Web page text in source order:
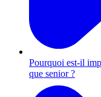
Pourquoi est-il
que senior ?